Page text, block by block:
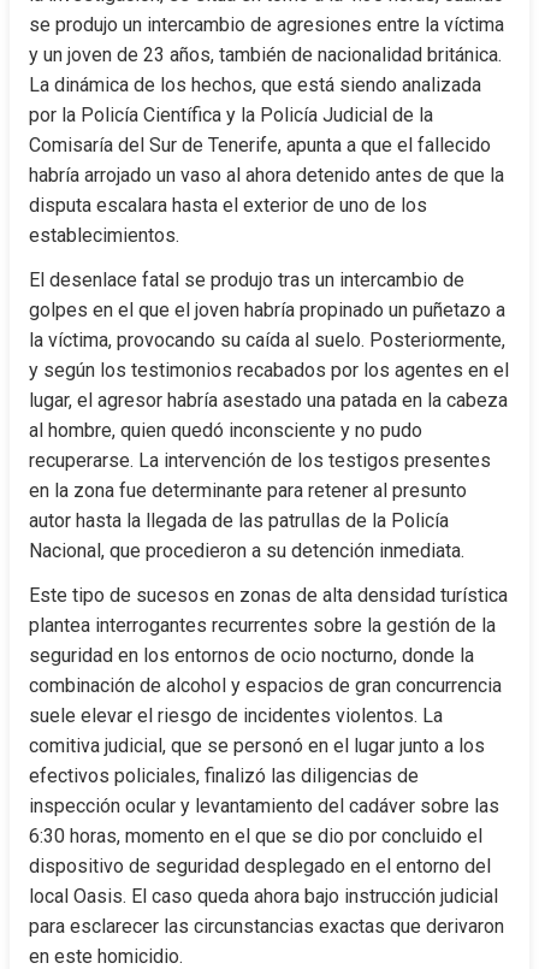
se produjo un intercambio de agresiones entre la víctima
y un joven de 23 años, también de nacionalidad británica.
La dinámica de los hechos, que está siendo analizada
por la Policía Científica y la Policía Judicial de la
Comisaría del Sur de Tenerife, apunta a que el fallecido
habría arrojado un vaso al ahora detenido antes de que la
disputa escalara hasta el exterior de uno de los
establecimientos.
El desenlace fatal se produjo tras un intercambio de
golpes en el que el joven habría propinado un puñetazo a
la víctima, provocando su caída al suelo. Posteriormente,
y según los testimonios recabados por los agentes en el
lugar, el agresor habría asestado una patada en la cabeza
al hombre, quien quedó inconsciente y no pudo
recuperarse. La intervención de los testigos presentes
en la zona fue determinante para retener al presunto
autor hasta la llegada de las patrullas de la Policía
Nacional, que procedieron a su detención inmediata.
Este tipo de sucesos en zonas de alta densidad turística
plantea interrogantes recurrentes sobre la gestión de la
seguridad en los entornos de ocio nocturno, donde la
combinación de alcohol y espacios de gran concurrencia
suele elevar el riesgo de incidentes violentos. La
comitiva judicial, que se personó en el lugar junto a los
efectivos policiales, finalizó las diligencias de
inspección ocular y levantamiento del cadáver sobre las
6:30 horas, momento en el que se dio por concluido el
dispositivo de seguridad desplegado en el entorno del
local Oasis. El caso queda ahora bajo instrucción judicial
para esclarecer las circunstancias exactas que derivaron
en este homicidio.